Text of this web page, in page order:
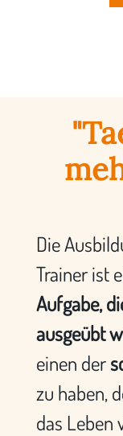
Die
Trainer ist
Aufgabe,
ausgeübt
einen der
zu haben,
das Leben